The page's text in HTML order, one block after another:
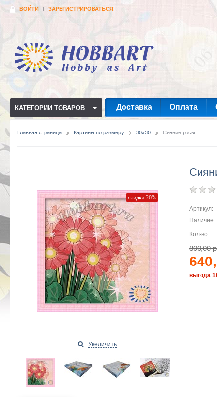
ВОЙТИ ЗАРЕГИСТРИРОВАТЬСЯ
КАТЕГОРИИ ТОВАРОВ Доставка Оплата
Главная страница Картины по размеру 30x30 Сияние росы
скидка 20%
Увеличить
Артикул:
Наличие:
Кол-во:
800,00
выгода